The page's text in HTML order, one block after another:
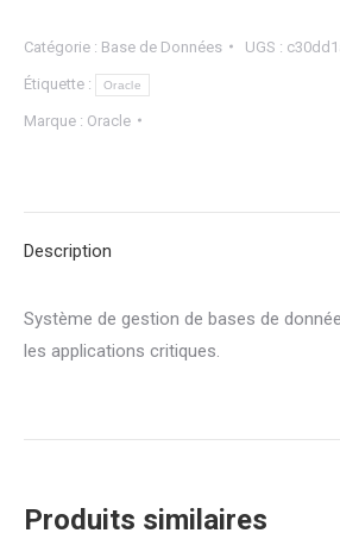
Catégorie : Base de Données UGS :
Étiquette : Oracle
Marque : Oracle
Description
Système de gestion de bases de
les applications critiques.
Produits similaires